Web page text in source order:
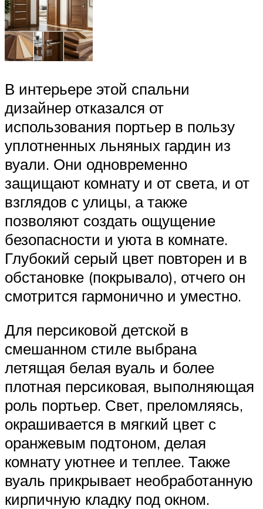
В интерьере этой спальни
дизайнер отказался от
использования портьер в пользу
уплотненных льняных гардин из
вуали. Они одновременно
защищают комнату и от света, и от
взглядов с улицы, а также
позволяют создать ощущение
безопасности и уюта в комнате.
Глубокий серый цвет повторен и в
обстановке (покрывало), отчего он
смотрится гармонично и уместно.
Для персиковой детской в
смешанном стиле выбрана
летящая белая вуаль и более
плотная персиковая, выполняющая
роль портьер. Свет, преломляясь,
окрашивается в мягкий цвет с
оранжевым подтоном, делая
комнату уютнее и теплее. Также
вуаль прикрывает необработанную
кирпичную кладку под окном.